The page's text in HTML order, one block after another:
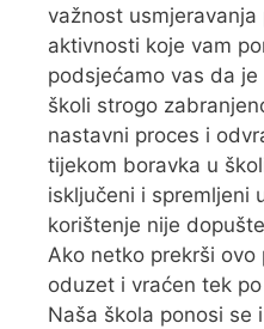
važnost
aktivnosti koje vam
podsjećamo vas da
školi strogo
nastavni proces i
tijekom boravka u
isključeni i spremljeni
korištenje nije
Ako netko prekrši
oduzet i vraćen tek
Naša škola ponosi se